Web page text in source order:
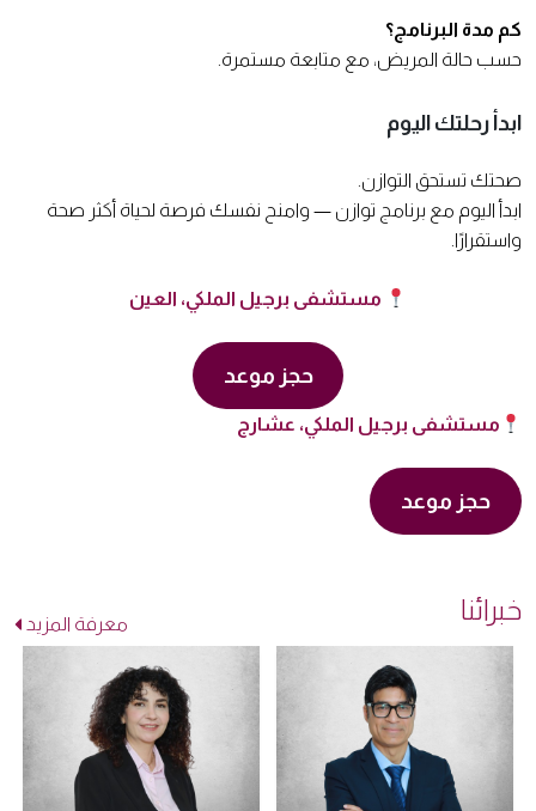
كم مدة البرنامج؟
حسب حالة المريض، مع متابعة مستمرة.
ابدأ رحلتك اليوم
صحتك تستحق التوازن.
ابدأ اليوم مع برنامج توازن — وامنح نفسك فرصة لحياة أكثر صحة
واستقرارًا.
مستشفى برجيل الملكي، العين
حجز موعد
مستشفى برجيل الملكي، عشارج
حجز موعد
خبرائنا معرفة المزيد